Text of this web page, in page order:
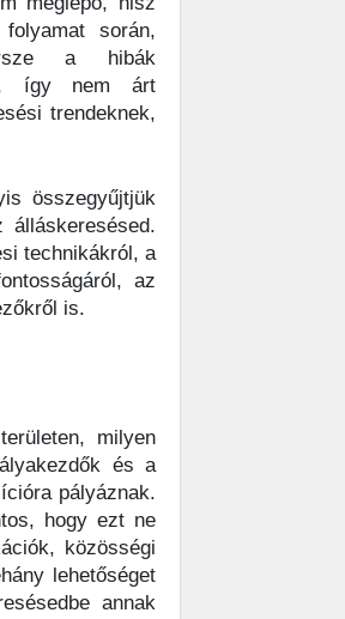
során,
a hibák
így nem árt
trendeknek,
összegyűjtjük
technikákról, a
az
is.
milyen
és a
pályáznak.
hogy ezt ne
közösségi
lehetőséget
annak